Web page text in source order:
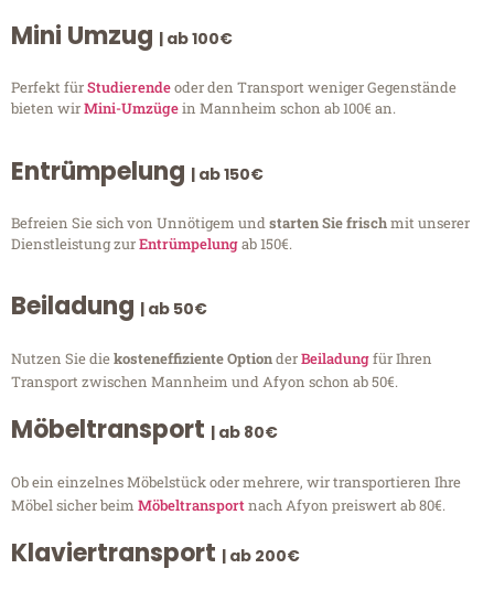
Mini Umzug | ab 100€
Perfekt fürStudierendeoder den Transport weniger Gegenstände
bieten wirMini-Umzügein Mannheim schon ab 100€ an.
Entrümpelung | ab 150€
Befreien Sie sich von Unnötigem undstarten Sie frischmit unserer
Dienstleistung zurEntrümpelungab 150€.
Beiladung | ab 50€
Nutzen Sie diekosteneffiziente OptionderBeiladungfür Ihren
Transport zwischen Mannheim und Afyon schon ab 50€.
Möbeltransport | ab 80€
Ob ein einzelnes Möbelstück oder mehrere, wir transportieren Ihre
Möbel sicher beim Möbeltransportnach Afyon preiswert ab 80€.
Klaviertransport | ab 200€